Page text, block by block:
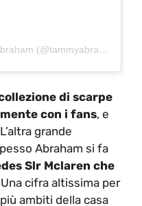
Un post condiviso da Tammy Abraham (@tammyabraham)
di scarpe
con i fans, e
grande
Abraham si fa
Slr Mclaren che
Una cifra altissima per
ambiti della casa